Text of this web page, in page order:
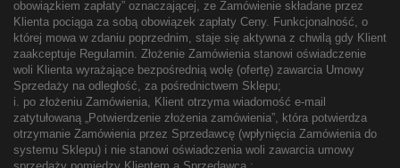
obowiązkiem zapłaty” oznaczającej, ze Zamówienie składane przez
Klienta pociąga za sobą obowiązek zapłaty Ceny. Funkcjonalność, o
której mowa w zdaniu poprzednim, staje się aktywna z chwilą gdy Klient
zaakceptuje Regulamin. Złożenie Zamówienia stanowi oświadczenie
woli Klienta wyrażające bezpośrednią wolę (ofertę) zawarcia Umowy
Sprzedaży na odległość, za pośrednictwem Sklepu;
i. po złożeniu Zamówienia, Klient otrzyma wiadomość e-mail
zatytułowaną „Potwierdzenie złożenia zamówienia”, która potwierdza
otrzymanie Zamówienia przez Sprzedawcę (wpłynięcia Zamówienia do
systemu Sklepu) i nie stanowi oświadczenia woli zawarcia umowy